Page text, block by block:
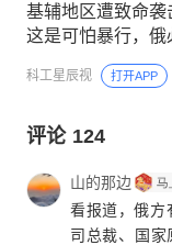
基辅地区遭致命袭
这是可怕暴行，俄
科工星辰视 打开APP
评论 124
山的那边
看报道，俄方
司总裁、国家